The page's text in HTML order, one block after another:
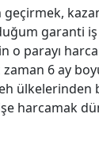
garanti
o parayı
6 ay
ülkelerinden
harcamak